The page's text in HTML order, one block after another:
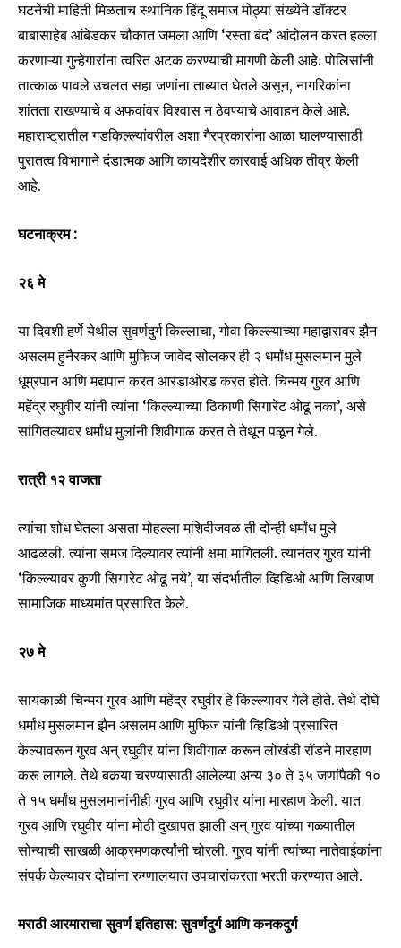
Join our community of
conversation.
To subscribe, simply enter your email address on our website
or click the subscribe button below. Don't worry, we respect
your privacy and won't spam your inbox. Your information is
safe with us.
SUBSCRIBE
घटनेची माहिती मिळताच स्थानिक हिंदू समाज मोठ्या संख्येने डॉक्टर
बाबासाहेब आंबेडकर चौकात जमला आणि ‘रस्ता बंद’ आंदोलन करत हल्ला
करणाऱ्या गुन्हेगारांना त्वरित अटक करण्याची मागणी केली आहे. पोलिसांनी
तात्काळ पावले उचलत सहा जणांना ताब्यात घेतले असून, नागरिकांना
शांतता राखण्याचे व अफवांवर विश्वास न ठेवण्याचे आवाहन केले आहे.
महाराष्ट्रातील गडकिल्ल्यांवरील अशा गैरप्रकारांना आळा घालण्यासाठी
पुरातत्व विभागाने दंडात्मक आणि कायदेशीर कारवाई अधिक तीव्र केली
आहे.
घटनाक्रम :
२६ मे
या दिवशी हर्णे येथील सुवर्णदुर्ग किल्लाचा, गोवा किल्ल्याच्या महाद्वारावर झैन
असलम हुनैरकर आणि मुफिज जावेद सोलकर ही २ धर्मांध मुसलमान मुले
धूम्रपान आणि मद्यपान करत आरडाओरड करत होते. चिन्मय गुरव आणि
महेंद्र रघुवीर यांनी त्यांना ‘किल्ल्याच्या ठिकाणी सिगारेट ओढू नका’, असे
सांगितल्यावर धर्मांध मुलांनी शिवीगाळ करत ते तेथून पळून गेले.
रात्री १२ वाजता
त्यांचा शोध घेतला असता मोहल्ला मशिदीजवळ ती दोन्ही धर्मांध मुले
आढळली. त्यांना समज दिल्यावर त्यांनी क्षमा मागितली. त्यानंतर गुरव यांनी
‘किल्ल्यावर कुणी सिगारेट ओढू नये’, या संदर्भातील व्हिडिओ आणि लिखाण
सामाजिक माध्यमांत प्रसारित केले.
२७ मे
सायंकाळी चिन्मय गुरव आणि महेंद्र रघुवीर हे किल्ल्यावर गेले होते. तेथे दोघे
धर्मांध मुसलमान झैन असलम आणि मुफिज यांनी व्हिडिओ प्रसारित
केल्यावरून गुरव अन् रघुवीर यांना शिवीगाळ करून लोखंडी रॉडने मारहाण
करू लागले. तेथे बकर्‍या चरण्यासाठी आलेल्या अन्य ३० ते ३५ जणांपैकी १०
ते १५ धर्मांध मुसलमानांनीही गुरव आणि रघुवीर यांना मारहाण केली. यात
गुरव आणि रघुवीर यांना मोठी दुखापत झाली अन् गुरव यांच्या गळ्यातील
सोन्याची साखळी आक्रमणकर्त्यांनी चोरली. गुरव यांनी त्यांच्या नातेवाईकांना
संपर्क केल्यावर दोघांना रुग्णालयात उपचारांकरता भरती करण्यात आले.
मराठी आरमाराचा सुवर्ण इतिहास: सुवर्णदुर्ग आणि कनकदुर्ग